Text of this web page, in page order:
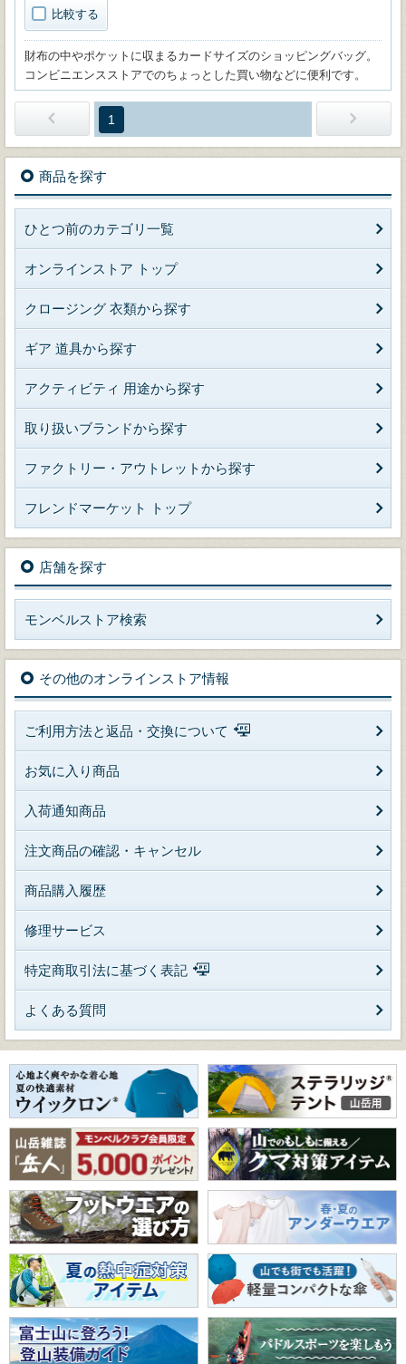
比較する
財布の中やポケットに収まるカードサイズのショッピングバッグ。
コンビニエンスストアでのちょっとした買い物などに便利です。
1
商品を探す
ひとつ前のカテゴリ一覧
オンラインストア トップ
クロージング 衣類から探す
ギア 道具から探す
アクティビティ 用途から探す
取り扱いブランドから探す
ファクトリー・アウトレットから探す
フレンドマーケット トップ
店舗を探す
モンベルストア検索
その他のオンラインストア情報
ご利用方法と返品・交換について
お気に入り商品
入荷通知商品
注文商品の確認・キャンセル
商品購入履歴
修理サービス
特定商取引法に基づく表記
よくある質問